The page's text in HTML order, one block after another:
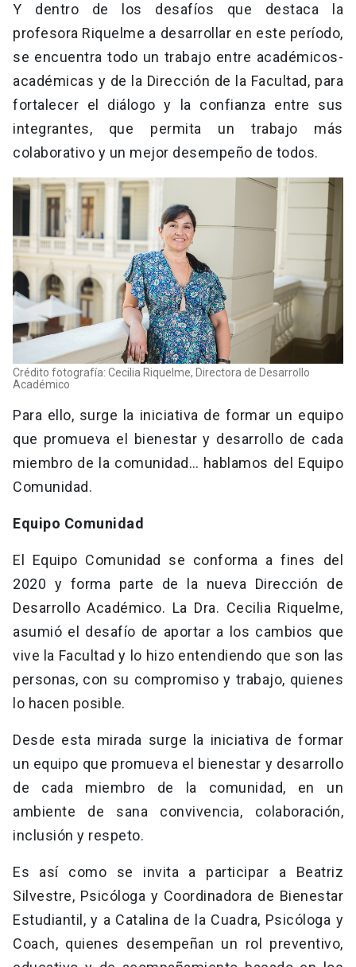
Y dentro de los desafíos que destaca la
profesora Riquelme a desarrollar en este período,
se encuentra todo un trabajo entre académicos-
académicas y de la Dirección de la Facultad, para
fortalecer el diálogo y la confianza entre sus
integrantes, que permita un trabajo más
colaborativo y un mejor desempeño de todos.
Crédito fotografía: Cecilia Riquelme, Directora de Desarrollo
Académico
Para ello, surge la iniciativa de formar un equipo
que promueva el bienestar y desarrollo de cada
miembro de la comunidad… hablamos del Equipo
Comunidad.
Equipo Comunidad
El Equipo Comunidad se conforma a fines del
2020 y forma parte de la nueva Dirección de
Desarrollo Académico. La Dra. Cecilia Riquelme,
asumió el desafío de aportar a los cambios que
vive la Facultad y lo hizo entendiendo que son las
personas, con su compromiso y trabajo, quienes
lo hacen posible.
Desde esta mirada surge la iniciativa de formar
un equipo que promueva el bienestar y desarrollo
de cada miembro de la comunidad, en un
ambiente de sana convivencia, colaboración,
inclusión y respeto.
Es así como se invita a participar a Beatriz
Silvestre, Psicóloga y Coordinadora de Bienestar
Estudiantil, y a Catalina de la Cuadra, Psicóloga y
Coach, quienes desempeñan un rol preventivo,